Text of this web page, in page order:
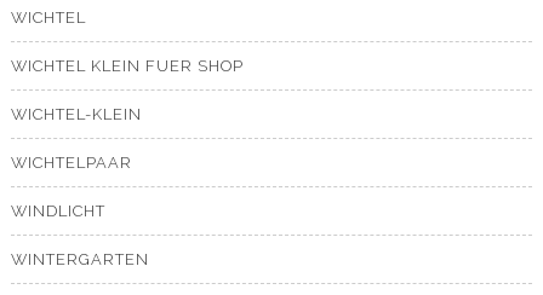
WICHTEL
WICHTEL KLEIN FUER SHOP
WICHTEL-KLEIN
WICHTELPAAR
WINDLICHT
WINTERGARTEN